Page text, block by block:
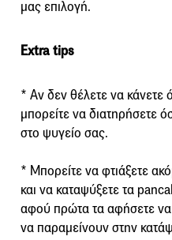
μας επιλογή.
Extra tips
* Aν δεν θέλετε να κάνετε
μπορείτε να διατηρήσετε
στο ψυγείο σας.
* Μπορείτε να φτιάξετε
και να καταψύξετε τα
αφού πρώτα τα αφήσετε
να παραμείνουν στην